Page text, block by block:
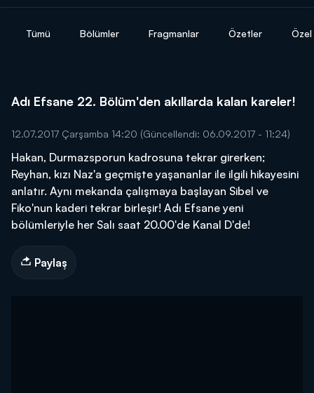
Tümü Bölümler Fragmanlar Özetler
Adı Efsane 22. Bölüm'den akıllarda kalan kareler!
12.07.2017 Çarşamba 14:20 (Güncellendi: 06.09.2017 - 11:24)
Hakan, Durmazsporun kadrosuna tekrar girerken;
Reyhan, kızı Naz'a geçmişte yaşananlar ile ilgili hikayesini
anlatır. Aynı mekanda çalışmaya başlayan Sibel ve
Fiko'nun kaderi tekrar birleşir! Adı Efsane yeni
bölümleriyle her Salı saat 20.00'de Kanal D'de!
Paylaş